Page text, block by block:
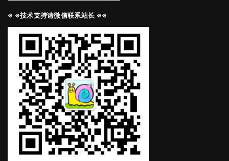
※ ※技术支持请微信联系站长 ※※